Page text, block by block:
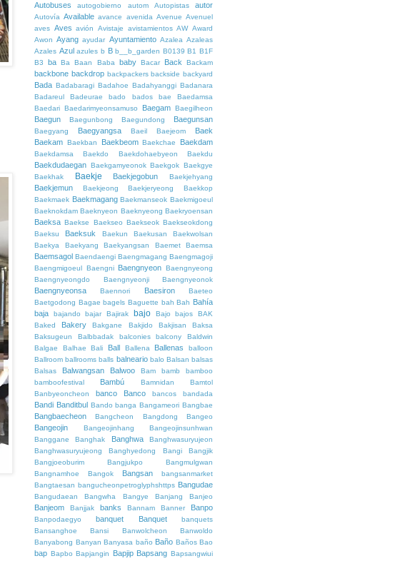
Autobuses autogobierno autom Autopistas autor
Autovía Available avance avenida Avenue Avenuel
aves Aves avión Avistaje avistamientos AW Award
Awon Ayang ayudar Ayuntamiento Azalea Azaleas
Azales Azul azules b B b__b_garden B0139 B1 B1F
B3
ba Ba Baan Baba baby Bacar Back Backam
backbone backdrop backpackers backside backyard
Bada Badabaragi Badahoe Badahyanggi Badanara
Badareul
Badeurae bado bados bae
Baedamsa
Baedari Baedarimyeonsamuso Baegam Baegilheon
Baegun Baegunbong Baegundong Baegunsan
Baegyang Baegyangsa Baeil Baejeom
Baek
Baekam Baekban Baekbeom Baekchae Baekdam
Baekdamsa Baekdo Baekdohaebyeon Baekdu
Baekdudaegan Baekgamyeonok Baekgok Baekgye
Baekhak
Baekje Baekjegobun Baekjehyang
Baekjemun Baekjeong Baekjeryeong
Baekkop
Baekmaek Baekmagang Baekmanseok Baekmigoeul
Baeknokdam Baeknyeon Baeknyeong Baekryoensan
Baeksa Baekse Baekseo Baekseok Baekseokdong
Baeksu
Baeksuk Baekun Baekusan
Baekwolsan
Baekya
Baekyang Baekyangsan Baemet Baemsa
Baemsagol Baendaengi Baengmagang Baengmagoji
Baengmigoeul Baengni Baengnyeon Baengnyeong
Baengnyeongdo
Baengnyeonji Baengnyeonok
Baengnyeonsa Baennori Baesiron
Baeteo
Baetgodong Bagae bagels Baguette bah Bah Bahía
baja
bajando bajar Bajirak bajo Bajo bajos
BAK
Baked
Bakery Bakgane Bakjido Bakjisan
Baksa
Baksugeun
Balbbadak balconies balcony
Baldwin
Balgae
Balhae Bali Ball Ballena Ballenas
balloon
Ballroom ballrooms balls balneario balo Balsan balsas
Balsas
Balwangsan Balwoo Bam bamb
bamboo
bamboofestival
Bambú Bamnidan
Bamtol
Banbyeoncheon
banco Banco bancos bandada
Bandi Banditbul Bando banga Bangameori Bangbae
Bangbaecheon Bangcheon Bangdong Bangeo
Bangeojin Bangeojinhang
Bangeojinsunhwan
Banggane
Banghak Banghwa
Banghwasuryujeon
Banghwasuryujeong
Banghyedong Bangi
Bangjik
Bangjoeoburim
Bangjukpo
Bangmulgwan
Bangnamhoe
Bangok Bangsan
bangsanmarket
Bangtaesan bangucheonpetroglyphshttps Bangudae
Bangudaean Bangwha Bangye Banjang Banjeo
Banjeom Banjjak banks Bannam Banner Banpo
Banpodaegyo banquet Banquet
banquets
Bansanghoe
Bansi Banwolcheon
Banwoldo
Banyabong Banyan Banyasa baño Baño Baños Bao
bap Bapbo Bapjangin Bapjip Bapsang Bapsangwiui